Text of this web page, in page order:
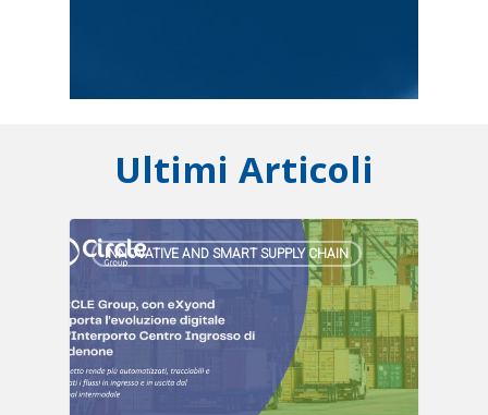
Ultimi Articoli
INNOVATIVE AND SMART SUPPLY CHAIN